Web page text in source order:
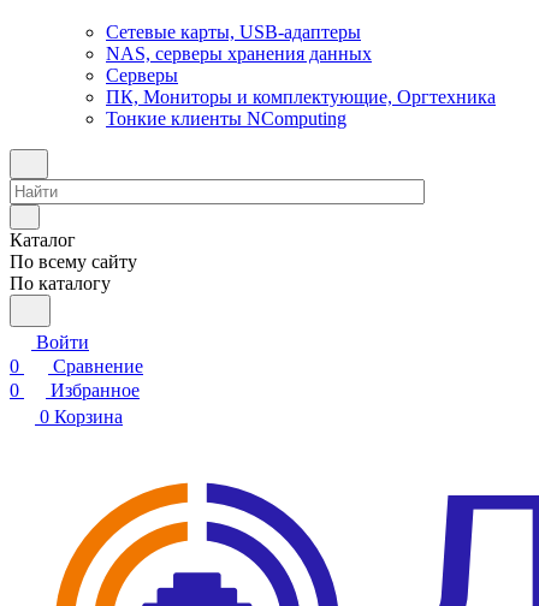
Сетевые карты, USB-адаптеры
NAS, серверы хранения данных
Серверы
ПК, Мониторы и комплектующие, Оргтехника
Тонкие клиенты NComputing
Каталог
По всему сайту
По каталогу
Войти
0
Сравнение
0
Избранное
0 Корзина